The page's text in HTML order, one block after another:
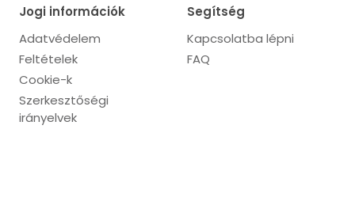
Jogi információk
Adatvédelem
Feltételek
Cookie-k
Szerkesztőségi
irányelvek
Segítség
Kapcsolatba lépni
FAQ